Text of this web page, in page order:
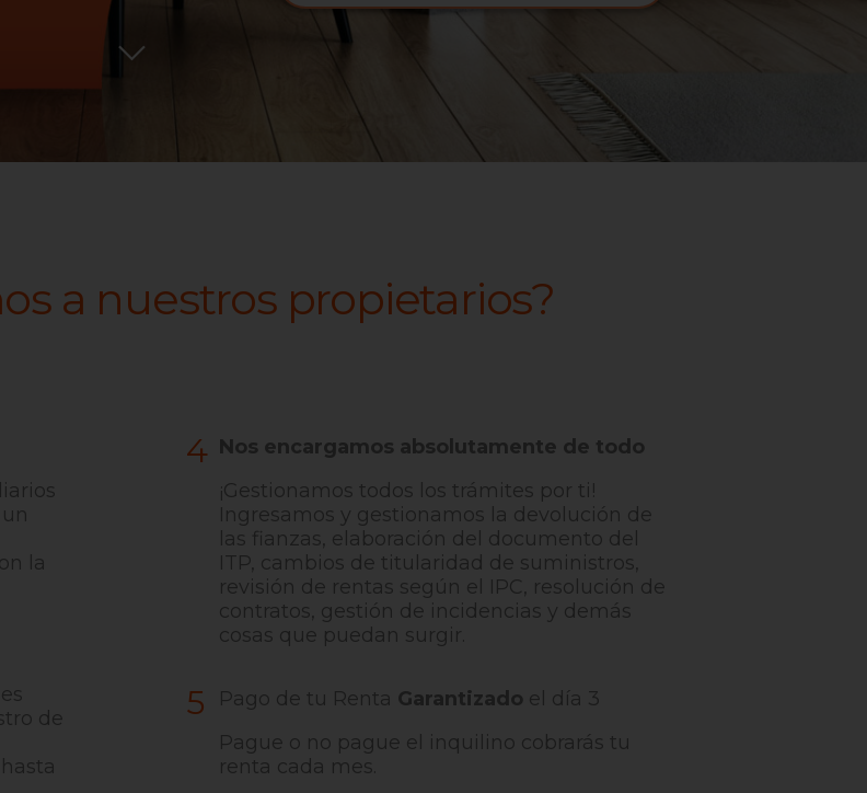
a nuestros propietarios?
la
de
4 Nos encargamos absolutamente de todo
¡Gestionamos todos los trámites por ti!
Ingresamos y gestionamos la devolución de
las fianzas, elaboración del documento del
ITP, cambios de titularidad de suministros,
revisión de rentas según el IPC, resolución de
contratos, gestión de incidencias y demás
cosas que puedan surgir.
5 Pago de tu Renta Garantizado el día 3
Pague o no pague el inquilino cobrarás tu
renta cada mes.